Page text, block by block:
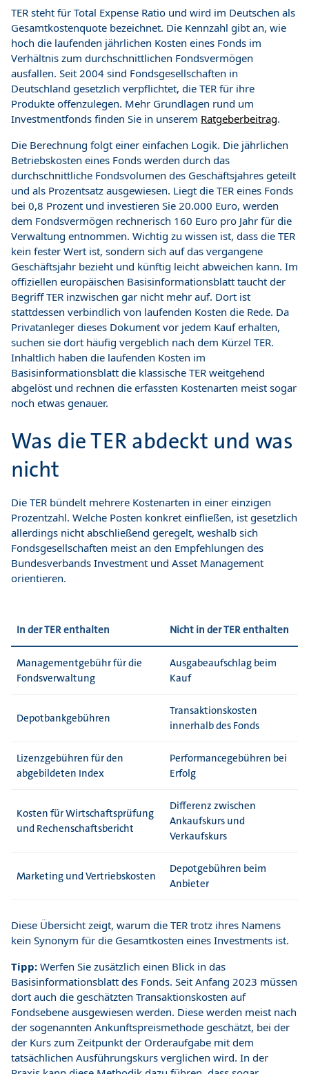
TER steht für Total Expense Ratio und wird im Deutschen als
Gesamtkostenquote bezeichnet. Die Kennzahl gibt an, wie
hoch die laufenden jährlichen Kosten eines Fonds im
Verhältnis zum durchschnittlichen Fondsvermögen
ausfallen. Seit 2004 sind Fondsgesellschaften in
Deutschland gesetzlich verpflichtet, die TER für ihre
Produkte offenzulegen. Mehr Grundlagen rund um
Investmentfonds finden Sie in unserem Ratgeberbeitrag.
Die Berechnung folgt einer einfachen Logik. Die jährlichen
Betriebskosten eines Fonds werden durch das
durchschnittliche Fondsvolumen des Geschäftsjahres geteilt
und als Prozentsatz ausgewiesen. Liegt die TER eines Fonds
bei 0,8 Prozent und investieren Sie 20.000 Euro, werden
dem Fondsvermögen rechnerisch 160 Euro pro Jahr für die
Verwaltung entnommen. Wichtig zu wissen ist, dass die TER
kein fester Wert ist, sondern sich auf das vergangene
Geschäftsjahr bezieht und künftig leicht abweichen kann. Im
offiziellen europäischen Basisinformationsblatt taucht der
Begriff TER inzwischen gar nicht mehr auf. Dort ist
stattdessen verbindlich von laufenden Kosten die Rede. Da
Privatanleger dieses Dokument vor jedem Kauf erhalten,
suchen sie dort häufig vergeblich nach dem Kürzel TER.
Inhaltlich haben die laufenden Kosten im
Basisinformationsblatt die klassische TER weitgehend
abgelöst und rechnen die erfassten Kostenarten meist sogar
noch etwas genauer.
Was die TER abdeckt und was
nicht
Die TER bündelt mehrere Kostenarten in einer einzigen
Prozentzahl. Welche Posten konkret einfließen, ist gesetzlich
allerdings nicht abschließend geregelt, weshalb sich
Fondsgesellschaften meist an den Empfehlungen des
Bundesverbands Investment und Asset Management
orientieren.
In der TER enthalten Nicht in der TER enthalten
Managementgebühr für die
Fondsverwaltung
Ausgabeaufschlag beim
Kauf
Depotbankgebühren
Transaktionskosten
innerhalb des Fonds
Lizenzgebühren für den
abgebildeten Index
Performancegebühren bei
Erfolg
Kosten für Wirtschaftsprüfung
und Rechenschaftsbericht
Differenz zwischen
Ankaufskurs und
Verkaufskurs
Marketing und Vertriebskosten
Depotgebühren beim
Anbieter
Diese Übersicht zeigt, warum die TER trotz ihres Namens
kein Synonym für die Gesamtkosten eines Investments ist.
Tipp: Werfen Sie zusätzlich einen Blick in das
Basisinformationsblatt des Fonds. Seit Anfang 2023 müssen
dort auch die geschätzten Transaktionskosten auf
Fondsebene ausgewiesen werden. Diese werden meist nach
der sogenannten Ankunftspreismethode geschätzt, bei der
der Kurs zum Zeitpunkt der Orderaufgabe mit dem
tatsächlichen Ausführungskurs verglichen wird. In der